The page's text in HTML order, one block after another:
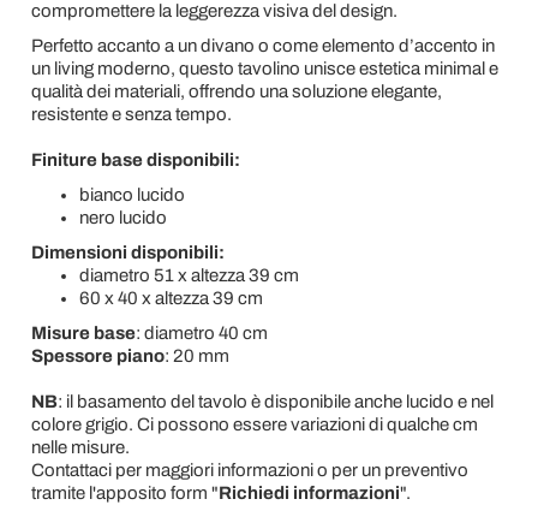
compromettere la leggerezza visiva del design.
Perfetto accanto a un divano o come elemento d’accento in
un living moderno, questo tavolino unisce estetica minimal e
qualità dei materiali, offrendo una soluzione elegante,
resistente e senza tempo.
Finiture base disponibili:
bianco lucido
nero lucido
Dimensioni disponibili:
diametro 51 x altezza 39 cm
60 x 40 x altezza 39 cm
Misure base: diametro 40 cm
Spessore piano: 20 mm
NB: il basamento del tavolo è disponibile anche lucido e nel
colore grigio. Ci possono essere variazioni di qualche cm
nelle misure.
Contattaci per maggiori informazioni o per un preventivo
tramite l'apposito form "Richiedi informazioni".